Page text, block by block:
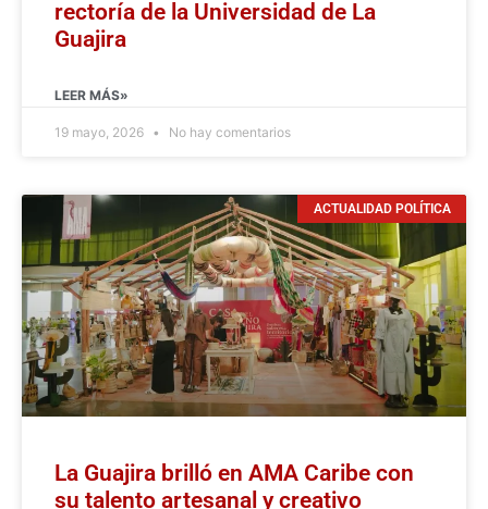
rectoría de la Universidad de La
Guajira
LEER MÁS»
19 mayo, 2026 No hay comentarios
ACTUALIDAD POLÍTICA
La Guajira brilló en AMA Caribe con
su talento artesanal y creativo